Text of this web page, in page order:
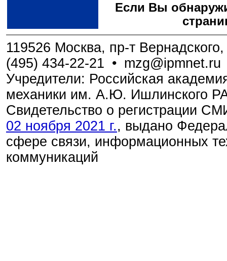
Если Вы
119526 Москва, пр-т
(495) 434-22-21 • mzg@ipmnet.ru
Учредители: Российская
механики им. А.Ю. Ишлинского
Свидетельство о регистрации
02 ноября 2021 г., выдано
сфере связи, информационных
коммуникаций